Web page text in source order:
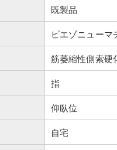
既製品
ピエゾニューマ
筋萎縮性側索硬
指
仰臥位
自宅